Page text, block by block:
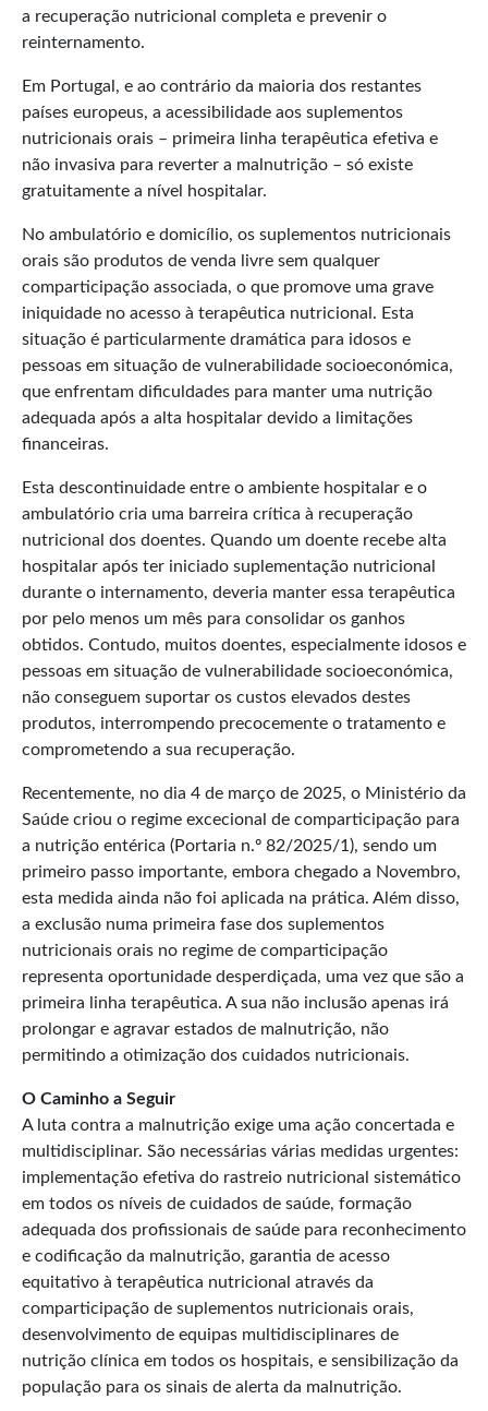
a recuperação nutricional completa e prevenir o
reinternamento.
Em Portugal, e ao contrário da maioria dos restantes
países europeus, a acessibilidade aos suplementos
nutricionais orais – primeira linha terapêutica efetiva e
não invasiva para reverter a malnutrição – só existe
gratuitamente a nível hospitalar.​
No ambulatório e domicílio, os suplementos nutricionais
orais são produtos de venda livre sem qualquer
comparticipação associada, o que promove uma grave
iniquidade no acesso à terapêutica nutricional. Esta
situação é particularmente dramática para idosos e
pessoas em situação de vulnerabilidade socioeconómica,
que enfrentam dificuldades para manter uma nutrição
adequada após a alta hospitalar devido a limitações
financeiras.​
Esta descontinuidade entre o ambiente hospitalar e o
ambulatório cria uma barreira crítica à recuperação
nutricional dos doentes. Quando um doente recebe alta
hospitalar após ter iniciado suplementação nutricional
durante o internamento, deveria manter essa terapêutica
por pelo menos um mês para consolidar os ganhos
obtidos. Contudo, muitos doentes, especialmente idosos e
pessoas em situação de vulnerabilidade socioeconómica,
não conseguem suportar os custos elevados destes
produtos, interrompendo precocemente o tratamento e
comprometendo a sua recuperação.
Recentemente, no dia 4 de março de 2025, o Ministério da
Saúde criou o regime excecional de comparticipação para
a nutrição entérica (Portaria n.º 82/2025/1), sendo um
primeiro passo importante, embora chegado a Novembro,
esta medida ainda não foi aplicada na prática. Além disso,
a exclusão numa primeira fase dos suplementos
nutricionais orais no regime de comparticipação
representa oportunidade desperdiçada, uma vez que são a
primeira linha terapêutica. A sua não inclusão apenas irá
prolongar e agravar estados de malnutrição, não
permitindo a otimização dos cuidados nutricionais.​
O Caminho a Seguir
A luta contra a malnutrição exige uma ação concertada e
multidisciplinar. São necessárias várias medidas urgentes:
implementação efetiva do rastreio nutricional sistemático
em todos os níveis de cuidados de saúde, formação
adequada dos profissionais de saúde para reconhecimento
e codificação da malnutrição, garantia de acesso
equitativo à terapêutica nutricional através da
comparticipação de suplementos nutricionais orais,
desenvolvimento de equipas multidisciplinares de
nutrição clínica em todos os hospitais, e sensibilização da
população para os sinais de alerta da malnutrição.​